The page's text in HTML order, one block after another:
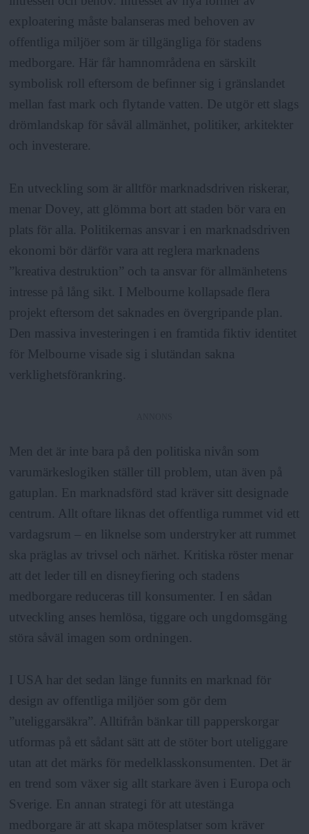
exploatering måste balanseras med behoven av
offentliga miljöer som är tillgängliga för stadens
medborgare. Här får hamnområdena en särskilt
symbolisk roll eftersom de befinner sig i gränslandet
mellan fast mark och flytande vatten. De utgör ett slags
drömlandskap för såväl allmänhet, politiker, arkitekter
och investerare.
En utveckling som är alltför marknadsdriven riskerar,
menar Dovey, att glömma bort att staden bör vara en
plats för alla. Politikernas ansvar i en marknadsdriven
ekonomi bör därför vara att reglera marknadens
”kreativa destruktion” och ta ansvar för allmänhetens
intresse på lång sikt. I Melbourne kollapsade flera
projekt eftersom det saknades en övergripande plan.
Den massiva investeringen i en framtida fiktiv identitet
för Melbourne visade sig i slutändan sakna
verklighetsförankring.
Men det är inte bara på den politiska nivån som
varumärkeslogiken ställer till problem, utan även på
gatuplan. En marknadsförd stad kräver sitt designade
centrum. Allt oftare liknas det offentliga rummet vid ett
vardagsrum – en liknelse som understryker att rummet
ska präglas av trivsel och närhet. Kritiska röster menar
att det leder till en disneyfiering och stadens
medborgare reduceras till konsumenter. I en sådan
utveckling anses hemlösa, tiggare och ungdomsgäng
störa såväl imagen som ordningen.
I USA har det sedan länge funnits en marknad för
design av offentliga miljöer som gör dem
”uteliggarsäkra”. Alltifrån bänkar till papperskorgar
utformas på ett sådant sätt att de stöter bort uteliggare
utan att det märks för medelklasskonsumenten. Det är
en trend som växer sig allt starkare även i Europa och
Sverige. En annan strategi för att utestänga
medborgare är att skapa mötesplatser som kräver